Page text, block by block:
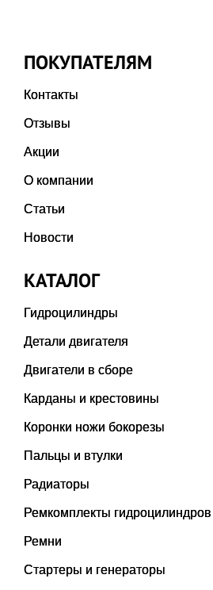
ПОКУПАТЕЛЯМ
Контакты
Отзывы
Акции
О компании
Статьи
Новости
КАТАЛОГ
Гидроцилиндры
Детали двигателя
Двигатели в сборе
Карданы и крестовины
Коронки ножи бокорезы
Пальцы и втулки
Радиаторы
Ремкомплекты гидроцилиндров
Ремни
Стартеры и генераторы